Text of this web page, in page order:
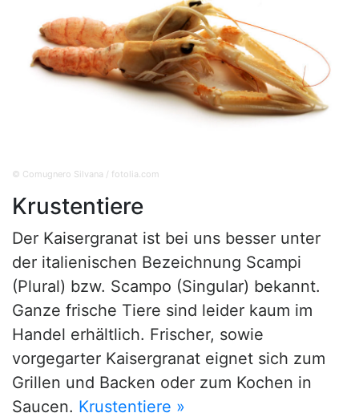
© Comugnero Silvana / fotolia.com
Krustentiere
Der Kaisergranat ist bei uns besser unter
der italienischen Bezeichnung Scampi
(Plural) bzw. Scampo (Singular) bekannt.
Ganze frische Tiere sind leider kaum im
Handel erhältlich. Frischer, sowie
vorgegarter Kaisergranat eignet sich zum
Grillen und Backen oder zum Kochen in
Saucen. Krustentiere »